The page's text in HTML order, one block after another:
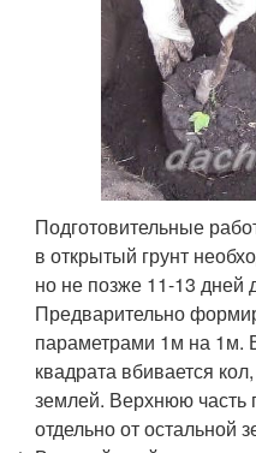
Подготовительные
в открытый грунт
но не позже 11-13 дней
Предварительно
параметрами 1м на 1м.
квадрата вбивается
землей. Верхнюю
отдельно от остальной